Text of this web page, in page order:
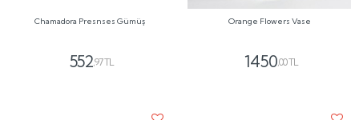
Chamadora Presnses Gümüş
552,97 TL
Orange Flowers Vase
1450,00 TL